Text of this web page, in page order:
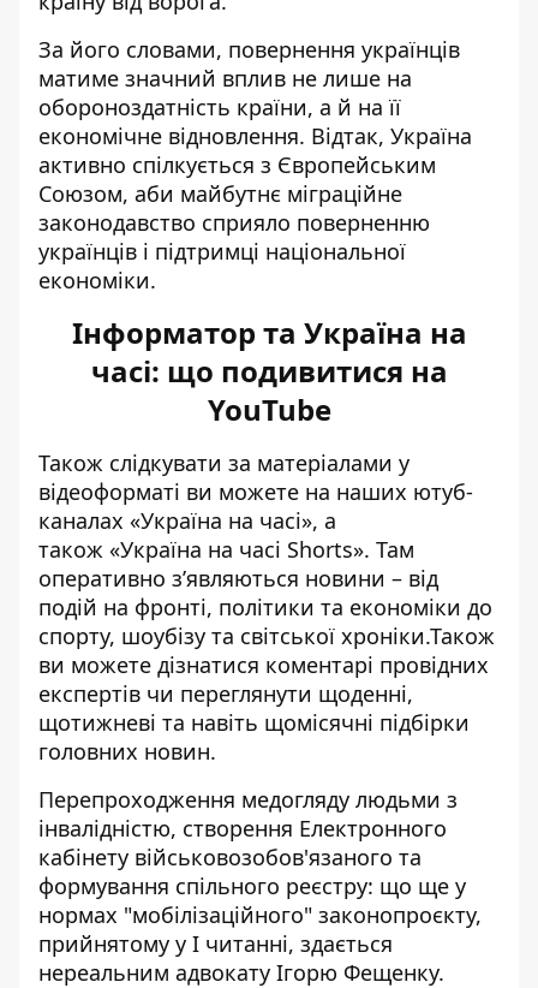
За його словами, повернення українців
матиме значний вплив не лише на
обороноздатність країни, а й на її
економічне відновлення. Відтак, Україна
активно спілкується з Європейським
Союзом, аби майбутнє міграційне
законодавство сприяло поверненню
українців і підтримці національної
економіки.
Інформатор та Україна на
часі: що подивитися на
YouTube
Також слідкувати за матеріалами у
відеоформаті ви можете на наших ютуб-
каналах «Україна на часі», а
також «Україна на часі Shorts». Там
оперативно зʼявляються новини – від
подій на фронті, політики та економіки до
спорту, шоубізу та світської хроніки.Також
ви можете дізнатися коментарі провідних
експертів чи переглянути щоденні,
щотижневі та навіть щомісячні підбірки
головних новин.
Перепроходження медогляду людьми з
інвалідністю, створення Електронного
кабінету військовозобов'язаного та
формування спільного реєстру: що ще у
нормах "мобілізаційного" законопроєкту,
прийнятому у I читанні, здається
нереальним адвокату Ігорю Фещенку.